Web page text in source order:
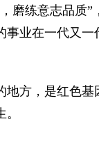
磨练意志品质”
业在一代又一
方，是红色基